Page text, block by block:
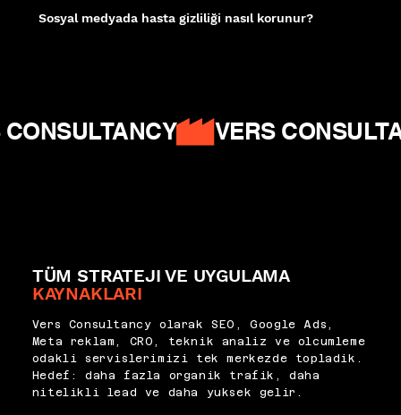
Sosyal medyada hasta gizliliği nasıl korunur?
CONSULTANCY
TÜM STRATEJI VE UYGULAMA
KAYNAKLARI
Vers Consultancy olarak SEO, Google Ads,
Meta reklam, CRO, teknik analiz ve olcumleme
odakli servislerimizi tek merkezde topladik.
Hedef: daha fazla organik trafik, daha
nitelikli lead ve daha yuksek gelir.